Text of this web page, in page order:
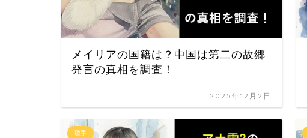
メイリアの国籍は？中国は第二の故郷
発言の真相を調査！
2025年12月2日
歌手